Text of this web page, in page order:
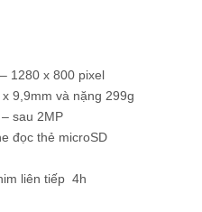
1280 x 800 pixel
9,9mm và nặng 299g
sau 2MP
đọc thẻ microSD
liên tiếp 4h